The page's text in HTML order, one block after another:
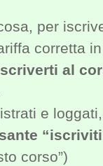
per
corretta
al
e
corso”)